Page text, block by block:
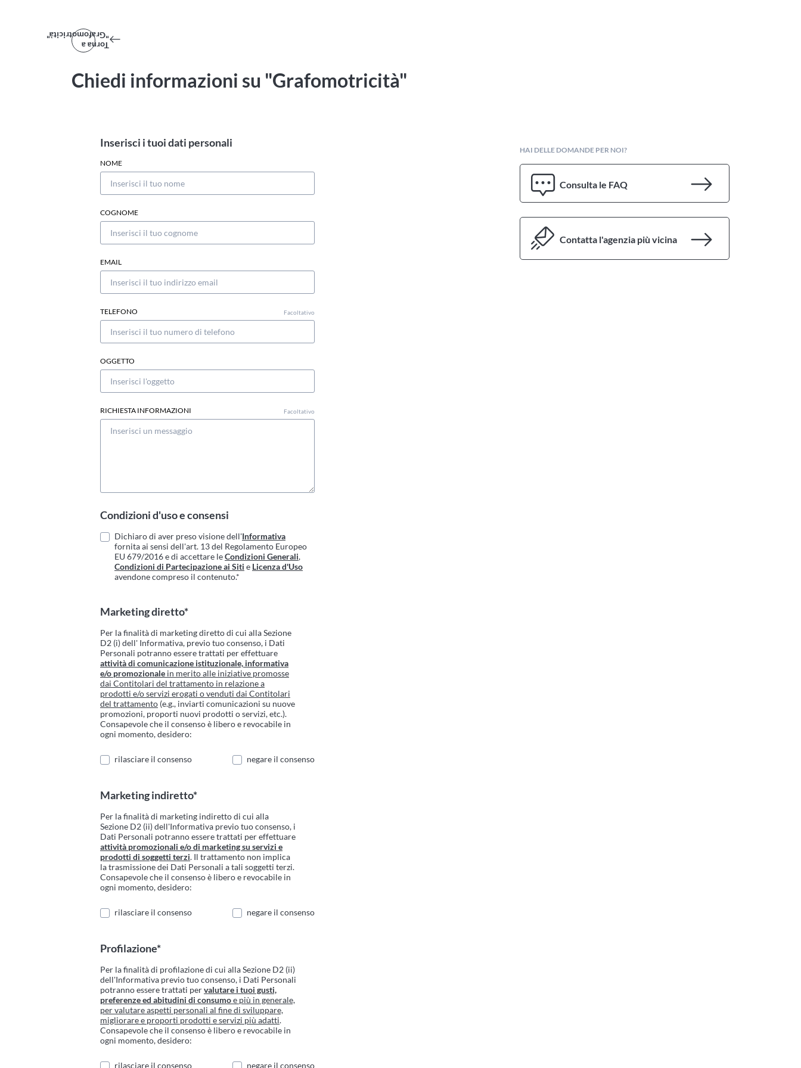
Torna a
"Grafomotricità"
Chiedi informazioni su "Grafomotricità"
Inserisci i tuoi dati personali
NOME
COGNOME
EMAIL
TELEFONO Facoltativo
OGGETTO
RICHIESTA INFORMAZIONI Facoltativo
Condizioni d'uso e consensi
Dichiaro di aver preso visione dell'Informativa
fornita ai sensi dell'art. 13 del Regolamento Europeo
EU 679/2016 e di accettare leCondizioni Generali,
Condizioni di Partecipazione ai Siti e Licenza d'Uso
avendone compreso il contenuto.*
Marketing diretto*
Per la finalità di marketing diretto di cui alla Sezione
D2 (i) dell' Informativa, previo tuo consenso, i Dati
Personali potranno essere trattati per effettuare
attività di comunicazione istituzionale, informativa
e/o promozionale in merito alle iniziative promosse
dai Contitolari del trattamento in relazione a
prodotti e/o servizi erogati o venduti dai Contitolari
del trattamento (e.g., inviarti comunicazioni su nuove
promozioni, proporti nuovi prodotti o servizi, etc.).
Consapevole che il consenso è libero e revocabile in
ogni momento, desidero:
rilasciare il consenso negare il consenso
Marketing indiretto*
Per la finalità di marketing indiretto di cui alla
Sezione D2 (ii) dell'Informativa previo tuo consenso, i
Dati Personali potranno essere trattati per effettuare
attività promozionali e/o di marketing su servizi e
prodotti di soggetti terzi. Il trattamento non implica
la trasmissione dei Dati Personali a tali soggetti terzi.
Consapevole che il consenso è libero e revocabile in
ogni momento, desidero:
rilasciare il consenso negare il consenso
Profilazione*
Per la finalità di profilazione di cui alla Sezione D2 (ii)
dell'Informativa previo tuo consenso, i Dati Personali
potranno essere trattati pervalutare i tuoi gusti,
preferenze ed abitudini di consumoe più in generale,
per valutare aspetti personali al fine di sviluppare,
migliorare e proporti prodotti e servizi più adatti.
Consapevole che il consenso è libero e revocabile in
ogni momento, desidero:
rilasciare il consenso negare il consenso
HAI DELLE DOMANDE PER NOI?
Consulta le FAQ
Contatta l'agenzia più vicina